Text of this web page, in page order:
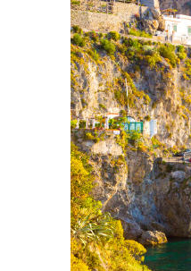
UNVERGESSLICHE